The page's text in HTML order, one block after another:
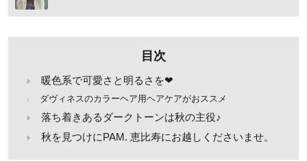
目次
暖色系で可愛さと明るさを❤
ダヴィネスのカラーヘア用ヘアケアがおススメ
落ち着きあるダークトーンは秋の主役♪
秋を見つけにPAM. 恵比寿にお越しくださいませ。